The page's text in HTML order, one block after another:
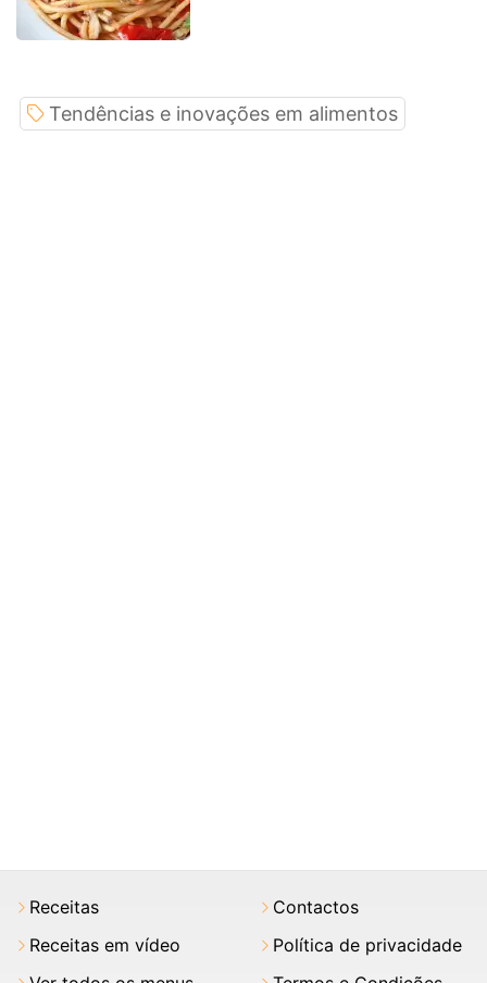
Tendências e inovações em alimentos
Receitas
Receitas em vídeo
Contactos
Política de privacidade